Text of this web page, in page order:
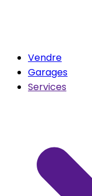
Vendre
Garages
Services